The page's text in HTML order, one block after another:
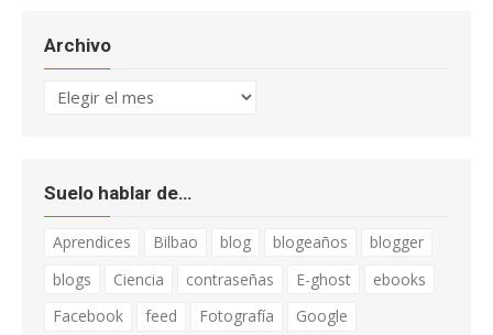
Archivo
Archivo
Suelo hablar de…
Aprendices Bilbao blog blogeaños
blogger
blogs
Ciencia contraseñas E-ghost
ebooks
Facebook
feed Fotografía
Google